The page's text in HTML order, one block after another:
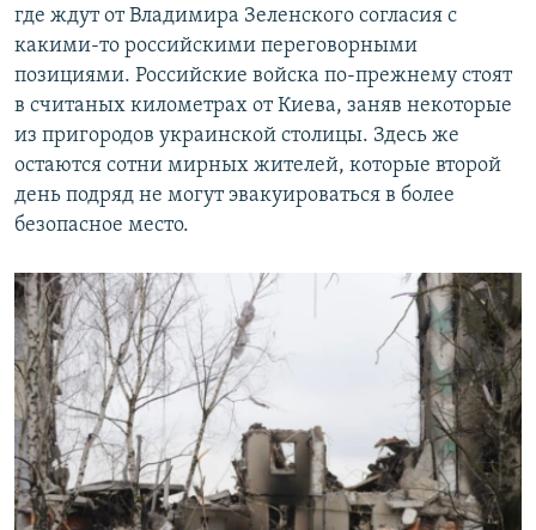
где ждут от Владимира Зеленского согласия с
какими-то российскими переговорными
позициями. Российские войска по-прежнему стоят
в считаных километрах от Киева, заняв некоторые
из пригородов украинской столицы. Здесь же
остаются сотни мирных жителей, которые второй
день подряд не могут эвакуироваться в более
безопасное место.